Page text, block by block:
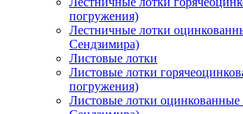
погружения)
Лестничные лотки
Сендзимира)
Листовые лотки
Листовые лотки
погружения)
Листовые лотки оцинкованные